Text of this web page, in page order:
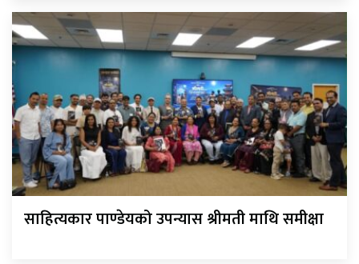
साहित्यकार पाण्डेयको उपन्यास श्रीमती माथि समीक्षा